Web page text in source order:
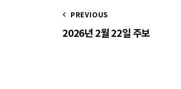
PREVIOUS
2026년 2월 22일 주보